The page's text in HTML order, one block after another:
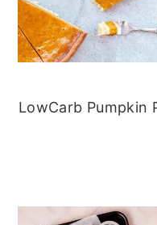
LowCarb Pumpkin